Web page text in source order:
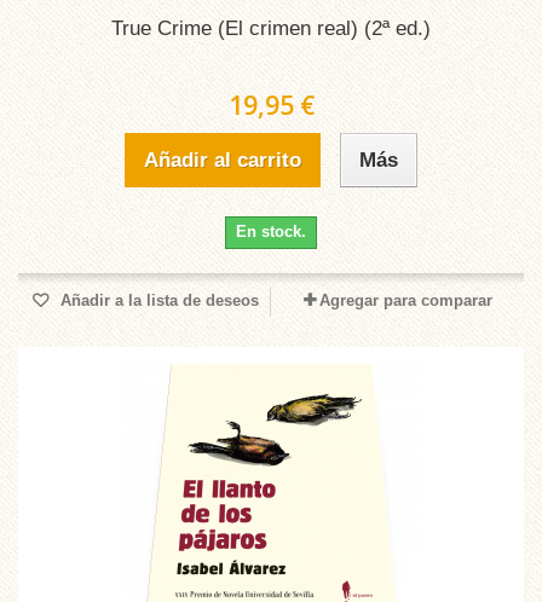
True Crime (El crimen real) (2ª ed.)
19,95 €
Añadir al carrito Más
En stock.
Añadir a la lista de deseos Agregar para comparar